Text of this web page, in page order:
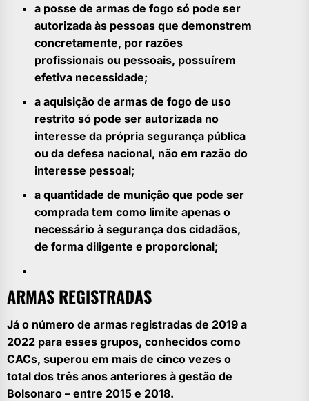
a posse de armas de fogo só pode ser
autorizada às pessoas que demonstrem
concretamente, por razões
profissionais ou pessoais, possuírem
efetiva necessidade;
a aquisição de armas de fogo de uso
restrito só pode ser autorizada no
interesse da própria segurança pública
ou da defesa nacional, não em razão do
interesse pessoal;
a quantidade de munição que pode ser
comprada tem como limite apenas o
necessário à segurança dos cidadãos,
de forma diligente e proporcional;
ARMAS REGISTRADAS
Já o número de armas registradas de 2019 a
2022 para esses grupos, conhecidos como
CACs, superou em mais de cinco vezes o
total dos três anos anteriores à gestão de
Bolsonaro – entre 2015 e 2018.